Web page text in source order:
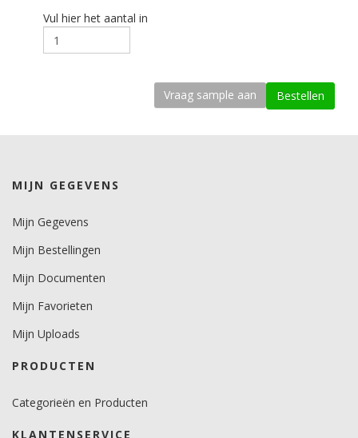
Materiaaltype
vlak, licht gebogen.
Dikte
minimaal 12 graden voor vlakke ondergronden.
minimaal 18 graden voor gebogen ondergronden.
Temperatuurbereik (°C)
10 -30 graden.
Vul hier het aantal in
MIJN GEGEVENS
Mijn Gegevens
Mijn Bestellingen
Mijn Documenten
Mijn Favorieten
Mijn Uploads
PRODUCTEN
Categorieën en Producten
KLANTENSERVICE